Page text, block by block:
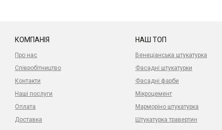
КОМПАНІЯ
Про нас
Співробітництво
Контакти
Наші послуги
Оплата
Доставка
НАШ ТОП
Венеціанська штукатурка
Фасадні штукатурки
Фасадні фарби
Мікроцемент
Марморіно штукатурка
Штукатурка травертин